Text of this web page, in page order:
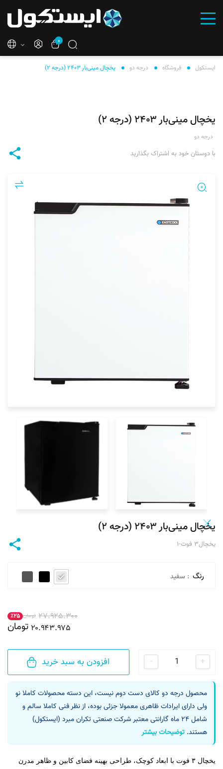
۰
ایستکول فروشگاه درجه دو یخچال مینی‌بار ۲۴۰۳ (درجه ۲)
یخچال مینی‌بار ۲۴۰۳ (درجه ۲)
یخچال۳ فوت-۱
محصول درجه دو کالای دست دوم نیست، این دسته محصولات کاملا نو
ولی دارای ایرادات ظاهری معمولا جزئی بوده، از نظر فنی کاملا سالم و
شامل ۲۴ ماه گارانتی معتبر شرکت صنعتی تکران مبرد (ایستکول)
هستند. توضیحات بیشتر
یخچال ۳ فوت با ابعاد کوچک، طراحی بهینه فضای کابین و ظاهر مدرن
رنگ : سفید
۲۷.۹۲۵.۳۰۰ تومان ٪۲۵
۲۰.۹۴۳.۹۷۵ تومان
+
- افزودن به سبد خرید
یخچال مینی‌بار ۲۴۰۳ (درجه ۲)
درجه دو
با دوستان خود به اشتراک بگذارید